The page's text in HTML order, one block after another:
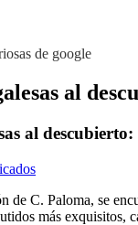
de google
al
al
de C. Paloma, se
más exquisitos,